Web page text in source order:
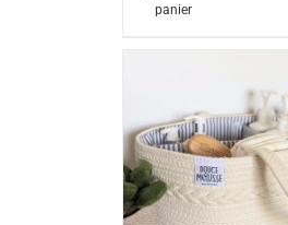
panier